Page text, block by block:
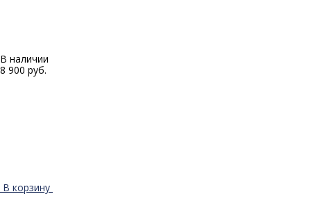
В наличии
8 900 руб.
В корзину